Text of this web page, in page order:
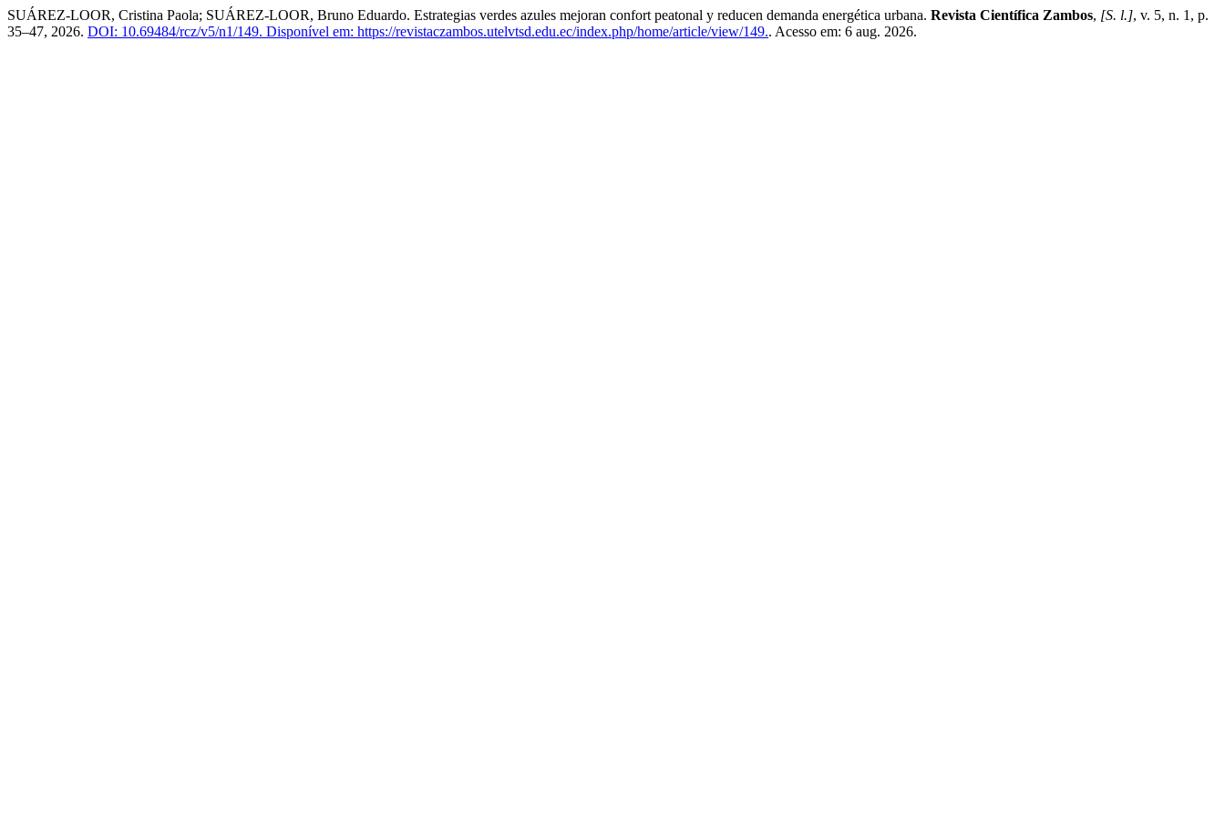
SUÁREZ-LOOR, Cristina Paola; SUÁREZ-LOOR, Bruno Eduardo. Estrategias verdes azules mejoran confort peatonal y reducen demanda energética urbana. Revista Científica Zambos, [S. l.], v. 5, n. 1, p.
35–47, 2026. DOI: 10.69484/rcz/v5/n1/149. Disponível em: https://revistaczambos.utelvtsd.edu.ec/index.php/home/article/view/149.. Acesso em: 6 aug. 2026.